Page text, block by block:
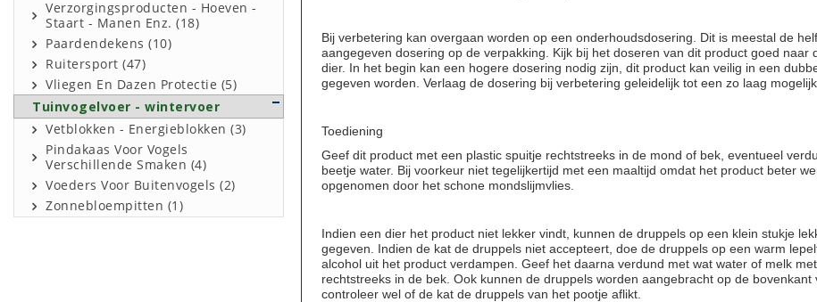
Verzorgingsproducten - Hoeven -
Staart - Manen Enz. (18)
Paardendekens (10)
Ruitersport (47)
Vliegen En Dazen Protectie (5)
Tuinvogelvoer - wintervoer
Vetblokken - Energieblokken (3)
Pindakaas Voor Vogels
Verschillende Smaken (4)
Voeders Voor Buitenvogels (2)
Zonnebloempitten (1)
Bij verbetering kan overgaan worden op een onderhoudsdosering. Dit is meestal de
aangegeven dosering op de verpakking. Kijk bij het doseren van dit product goed naar
dier. In het begin kan een hogere dosering nodig zijn, dit product kan veilig in een
gegeven worden. Verlaag de dosering bij verbetering geleidelijk tot een zo laag
Toediening
Geef dit product met een plastic spuitje rechtstreeks in de mond of bek, eventueel
beetje water. Bij voorkeur niet tegelijkertijd met een maaltijd omdat het product beter
opgenomen door het schone mondslijmvlies.
Indien een dier het product niet lekker vindt, kunnen de druppels op een klein stukje
gegeven. Indien de kat de druppels niet accepteert, doe de druppels op een warm
alcohol uit het product verdampen. Geef het daarna verdund met wat water of melk
rechtstreeks in de bek. Ook kunnen de druppels worden aangebracht op de bovenkant
controleer wel of de kat de druppels van het pootje aflikt.